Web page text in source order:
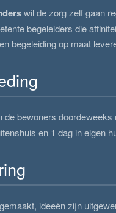
wil de zorg zelf gaan
begeleiders die
begeleiding op maat
de bewoners doordeweeks
en 1 dag in eigen
ideeën zijn